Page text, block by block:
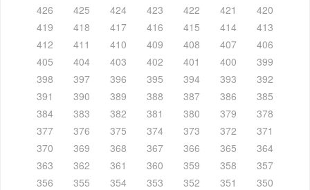
426
425 424 423 422 421
420
419
418 417 416 415 414
413
412
411 410 409 408 407
406
405
404 403 402 401 400
399
398
397 396 395 394 393
392
391
390 389 388 387 386
385
384
383 382 381 380 379
378
377
376 375 374 373 372
371
370
369 368 367 366 365
364
363
362 361 360 359 358
357
356
355 354 353 352 351
350